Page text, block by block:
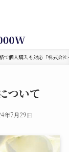
で個人購入も対応「株式会
ついて
年7月29日